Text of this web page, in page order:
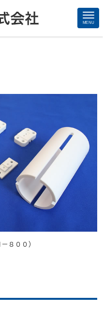
MENU
８００）